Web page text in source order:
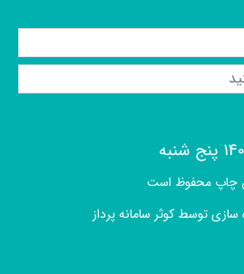
چاپ محفوظ است
سازی توسط کوثر سامانه پرداز